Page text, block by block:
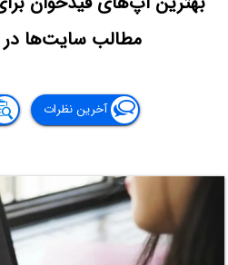
مطالب سایت‌ها در
آخرین نظرات